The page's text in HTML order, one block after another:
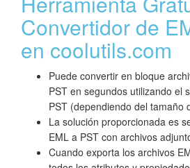
Convertidor de
en coolutils.com
Puede convertir en bloque
PST en segundos utilizando el
PST (dependiendo del tamaño
La solución proporcionada es
EML a PST con archivos
Cuando exporta los archivos